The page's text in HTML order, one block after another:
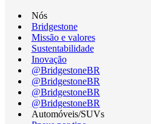
Nós
Bridgestone
Missão e valores
Sustentabilidade
Inovação
@BridgestoneBR
@BridgestoneBR
@BridgestoneBR
@BridgestoneBR
Automóveis/SUVs